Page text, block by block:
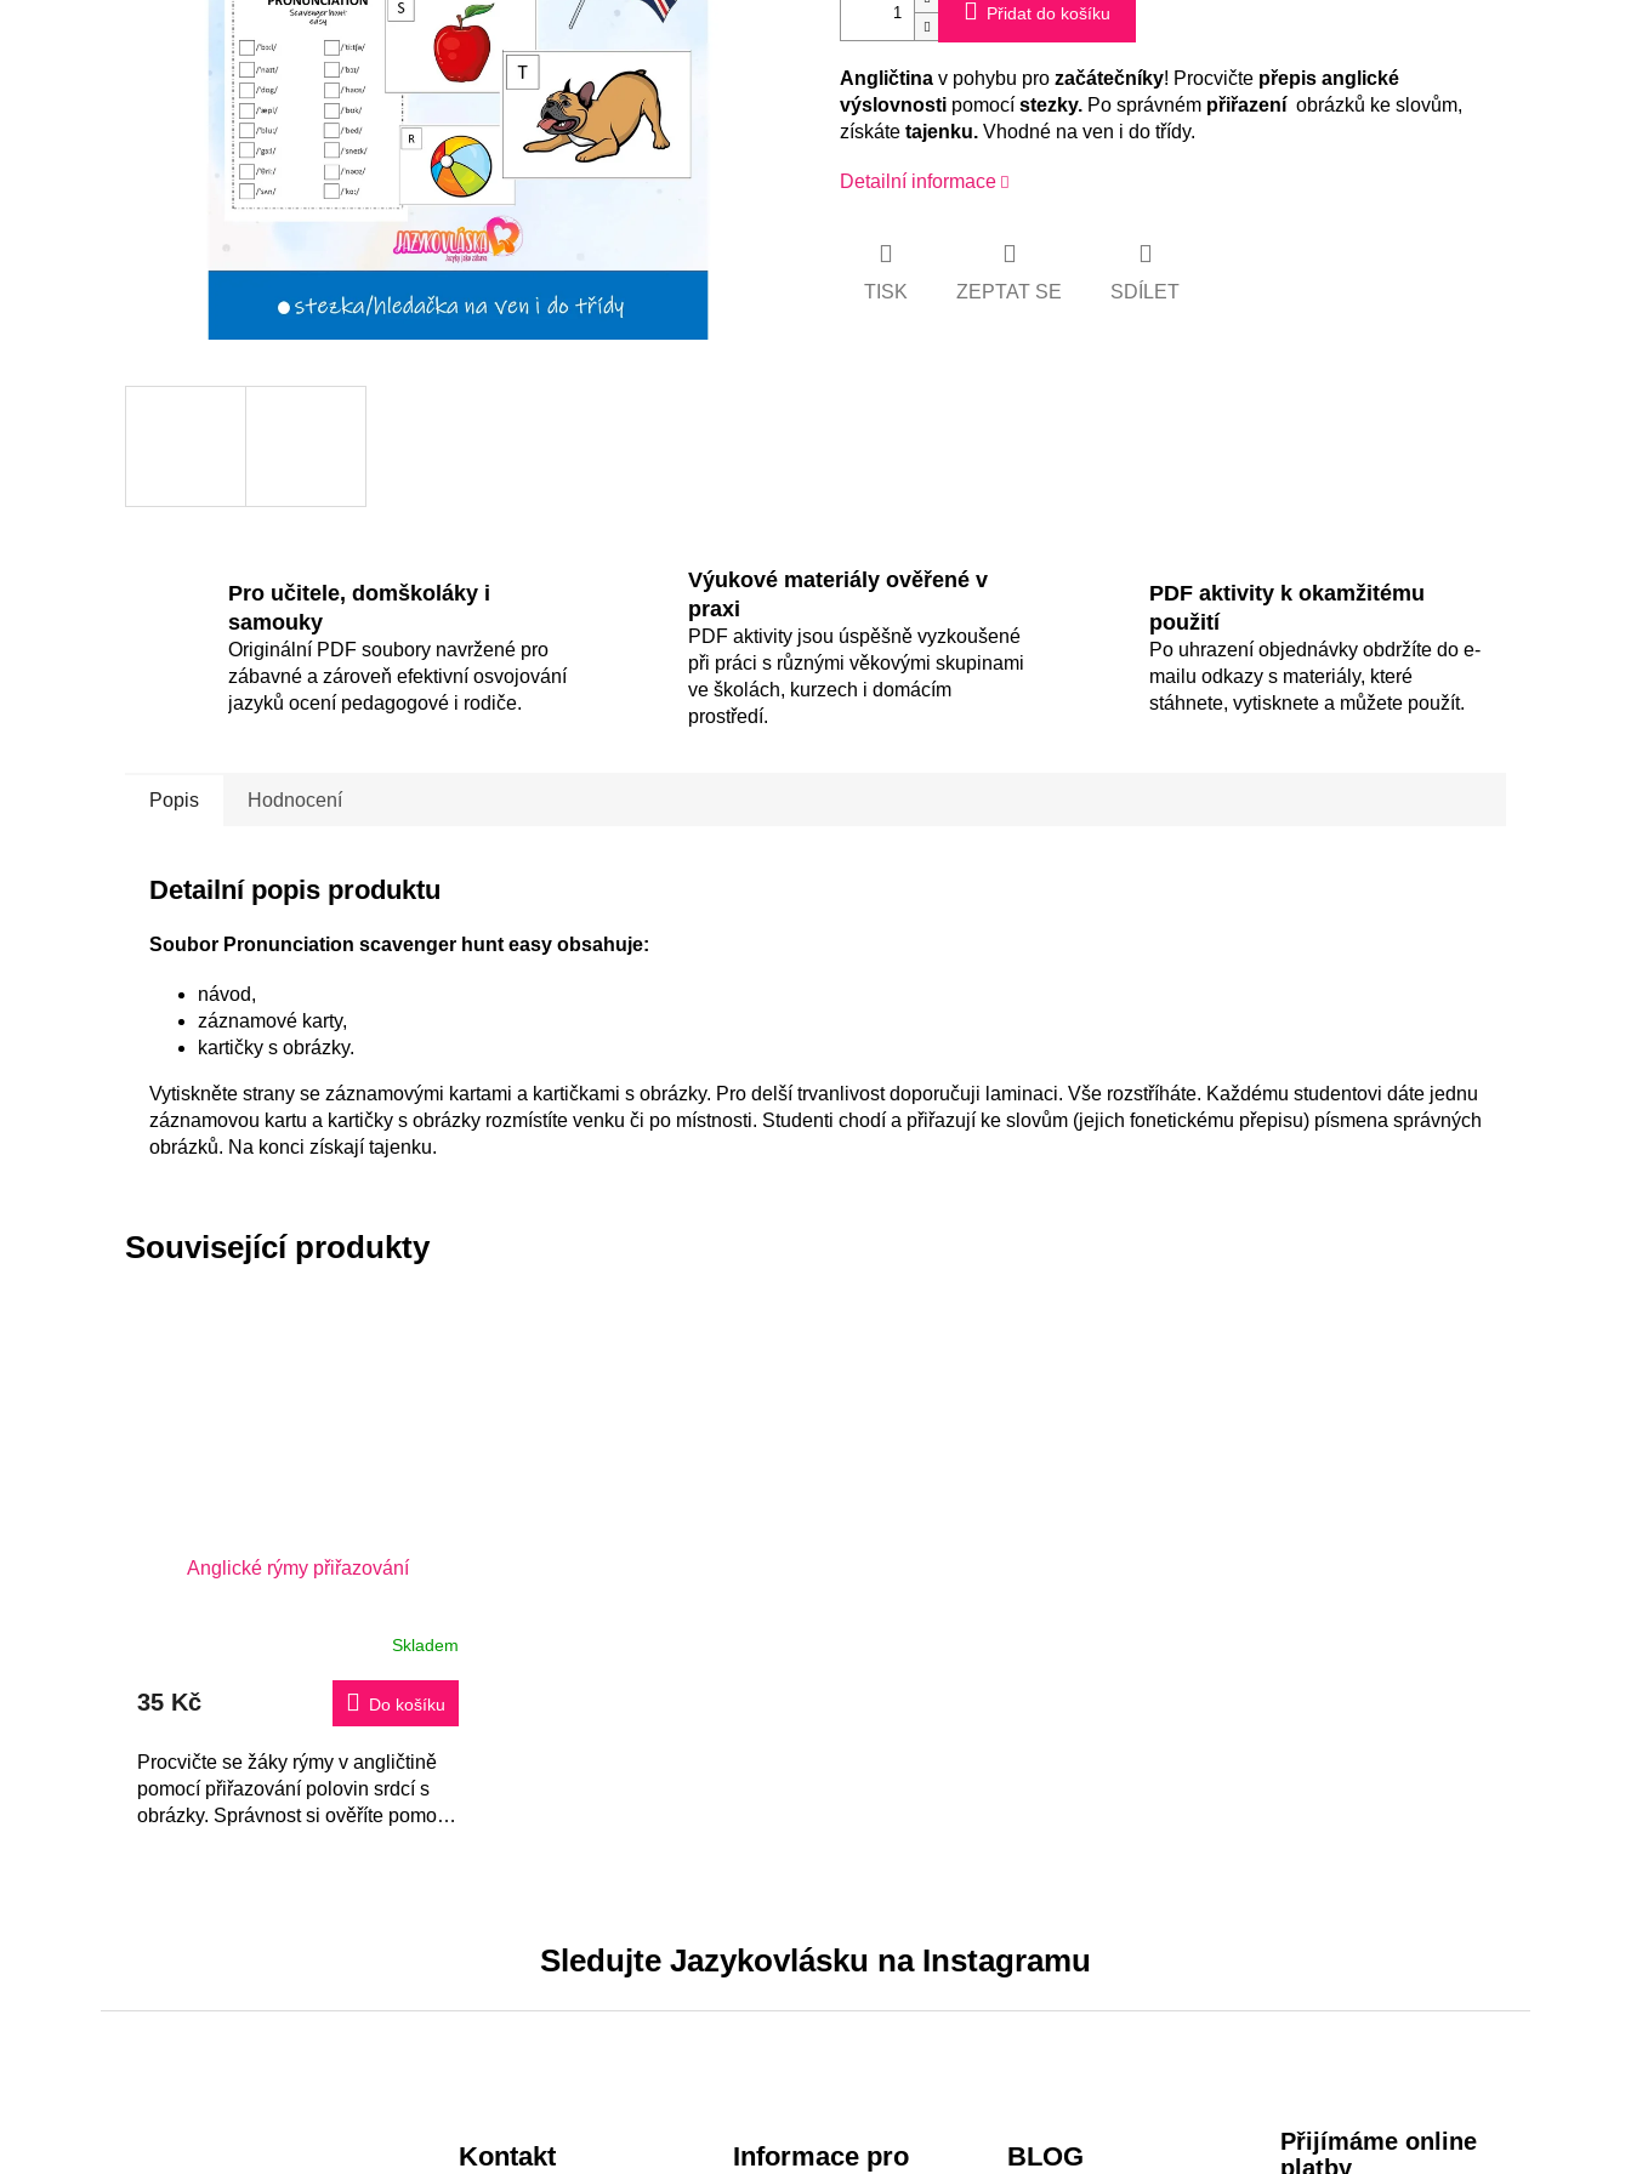
Přidat do košíku
Angličtina v pohybu pro začátečníky! Procvičte přepis anglické
výslovnosti pomocí stezky. Po správném přiřazení obrázků ke slovům,
získáte tajenku. Vhodné na ven i do třídy.
Detailní informace
TISK ZEPTAT SE SDÍLET
Pro učitele, domškoláky i
samouky
Originální PDF soubory navržené pro
zábavné a zároveň efektivní osvojování
jazyků ocení pedagogové i rodiče.
Výukové materiály ověřené v
praxi
PDF aktivity jsou úspěšně vyzkoušené
při práci s různými věkovými skupinami
ve školách, kurzech i domácím
prostředí.
PDF aktivity k okamžitému
použití
Po uhrazení objednávky obdržíte do e-
mailu odkazy s materiály, které
stáhnete, vytisknete a můžete použít.
Popis Hodnocení
Detailní popis produktu
Soubor Pronunciation scavenger hunt easy obsahuje:
návod,
záznamové karty,
kartičky s obrázky.
Vytiskněte strany se záznamovými kartami a kartičkami s obrázky. Pro delší trvanlivost doporučuji laminaci. Vše rozstříháte. Každému studentovi dáte jednu
záznamovou kartu a kartičky s obrázky rozmístíte venku či po místnosti. Studenti chodí a přiřazují ke slovům (jejich fonetickému přepisu) písmena správných
obrázků. Na konci získají tajenku.
Související produkty
Anglické rýmy přiřazování
Skladem
35 Kč Do košíku
Procvičte se žáky rýmy v angličtině
pomocí přiřazování polovin srdcí s
obrázky. Správnost si ověříte pomocí
Sledujte Jazykovlásku na Instagramu
Kontakt
Informace pro
BLOG
Přijímáme online
platby